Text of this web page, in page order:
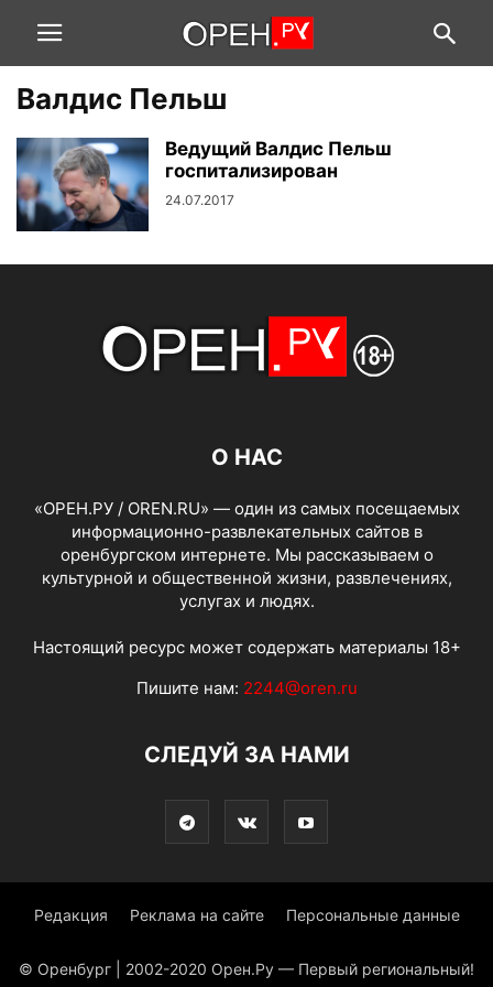
Валдис Пельш
Ведущий Валдис Пельш
госпитализирован
24.07.2017
О НАС
«ОРЕН.РУ / OREN.RU» — один из самых посещаемых
информационно-развлекательных сайтов в
оренбургском интернете. Мы рассказываем о
культурной и общественной жизни, развлечениях,
услугах и людях.
Настоящий ресурс может содержать материалы 18+
Пишите нам: 2244@oren.ru
СЛЕДУЙ ЗА НАМИ
Редакция Реклама на сайте Персональные данные
© Оренбург | 2002-2020 Орен.Ру — Первый региональный!